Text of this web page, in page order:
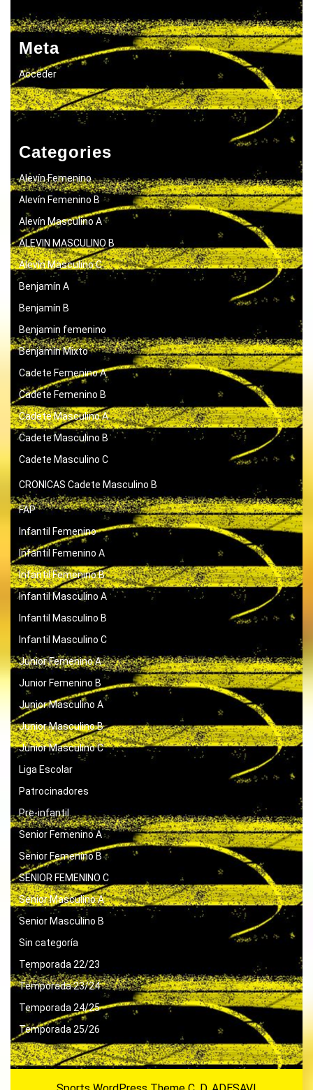
Meta
Acceder
Categories
Alevín Femenino
Alevín Femenino B
Alevín Masculino A
ALEVIN MASCULINO B
Alevín Masculino C
Benjamín A
Benjamín B
Benjamin femenino
Benjamín Mixto
Cadete Femenino A
Cadete Femenino B
Cadete Masculino A
Cadete Masculino B
Cadete Masculino C
CRONICAS Cadete Masculino B
FAP
Infantil Femenino
Infantil Femenino A
Infantil Femenino B
Infantil Masculino A
Infantil Masculino B
Infantil Masculino C
Junior Femenino A
Junior Femenino B
Junior Masculino A
Junior Masculino B
Junior Masculino C
Liga Escolar
Patrocinadores
Pre-infantil
Senior Femenino A
Senior Femenino B
SENIOR FEMENINO C
Senior Masculino A
Senior Masculino B
Sin categoría
Temporada 22/23
Temporada 23/24
Temporada 24/25
Temporada 25/26